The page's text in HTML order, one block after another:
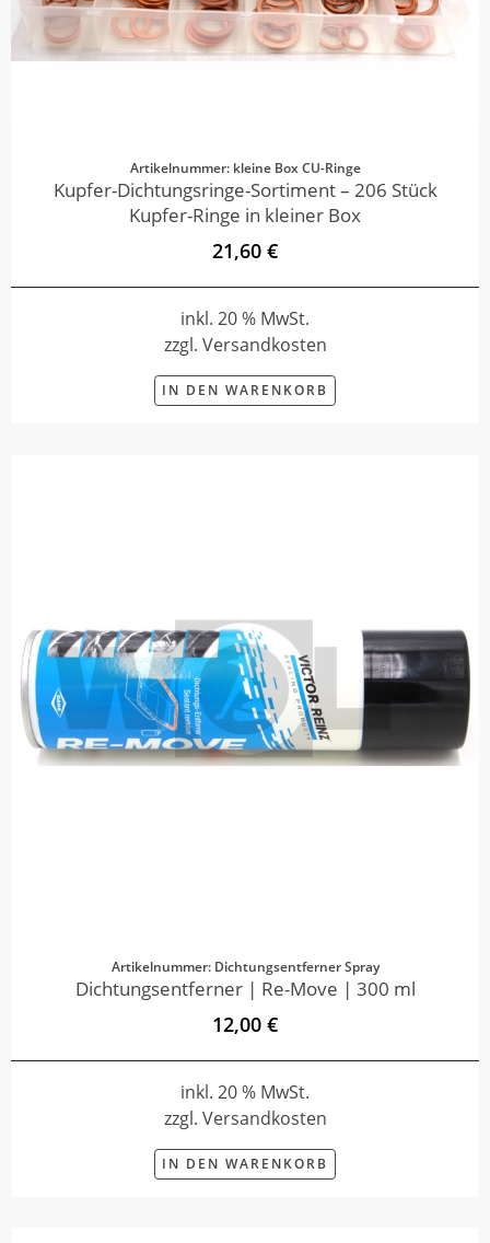
Artikelnummer: kleine Box CU-Ringe
Kupfer-Dichtungsringe-Sortiment – 206 Stück
Kupfer-Ringe in kleiner Box
21,60 €
inkl. 20 % MwSt.
zzgl. Versandkosten
IN DEN WARENKORB
Artikelnummer: Dichtungsentferner Spray
Dichtungsentferner | Re-Move | 300 ml
12,00 €
inkl. 20 % MwSt.
zzgl. Versandkosten
IN DEN WARENKORB